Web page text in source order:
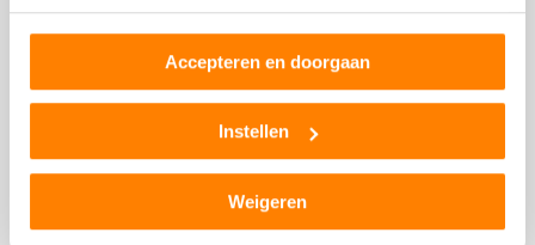
Accepteren en doorgaan
Instellen
Weigeren